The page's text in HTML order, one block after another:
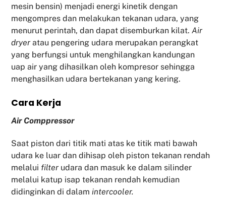
mesin bensin) menjadi energi kinetik dengan
mengompres dan melakukan tekanan udara, yang
menurut perintah, dan dapat disemburkan kilat.Air
dryer atau pengering udara merupakan perangkat
yang berfungsi untuk menghilangkan kandungan
uap air yang dihasilkan oleh kompresor sehingga
menghasilkan udara bertekanan yang kering.
Cara Kerja
Air Comppressor
Saat piston dari titik mati atas ke titik mati bawah
udara ke luar dan dihisap oleh piston tekanan rendah
melalui filter udara dan masuk ke dalam silinder
melalui katup isap tekanan rendah kemudian
didinginkan di dalamintercooler.